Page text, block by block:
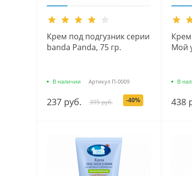
Крем под подгузник серии
banda Panda, 75 гр.
В наличии Артикул П-0009
237 руб. 395 руб. -40%
Мой
В
438